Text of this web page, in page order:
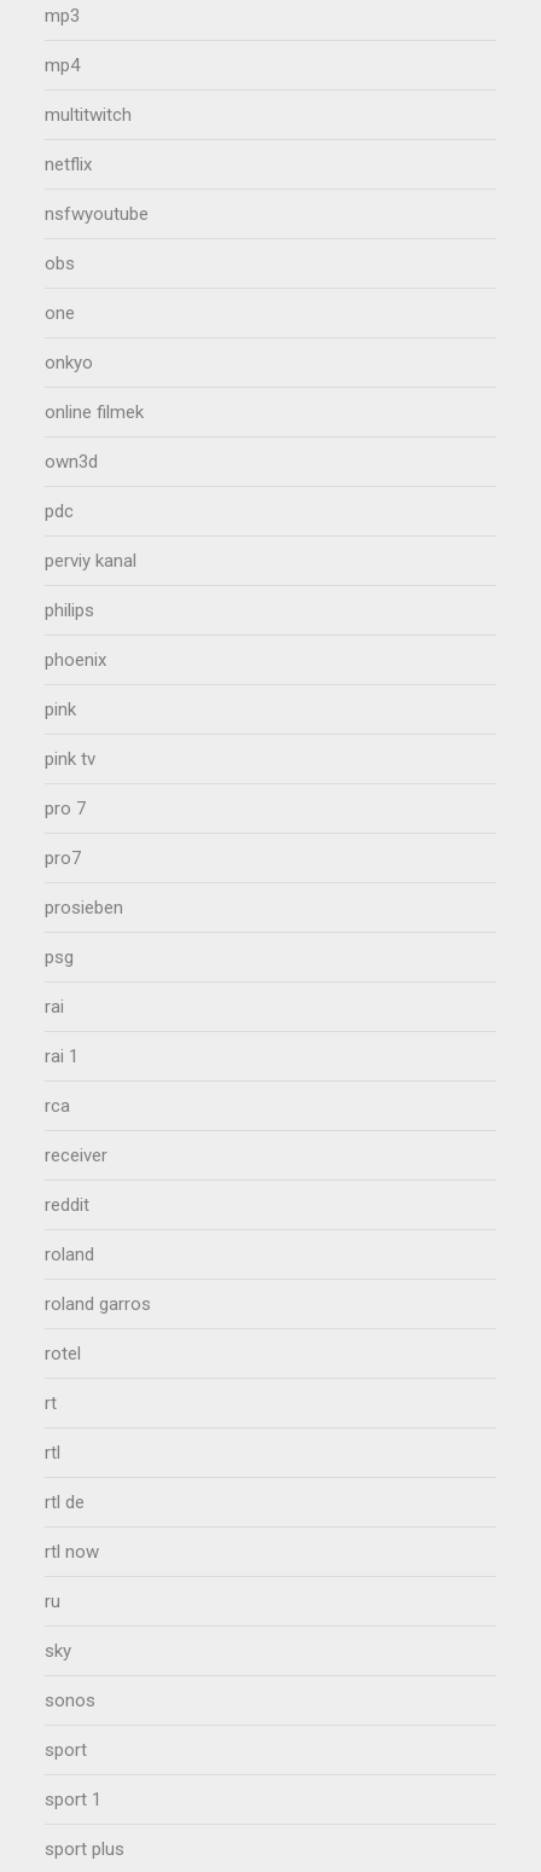
mp3
mp4
multitwitch
netflix
nsfwyoutube
obs
one
onkyo
online filmek
own3d
pdc
perviy kanal
philips
phoenix
pink
pink tv
pro 7
pro7
prosieben
psg
rai
rai 1
rca
receiver
reddit
roland
roland garros
rotel
rt
rtl
rtl de
rtl now
ru
sky
sonos
sport
sport 1
sport plus